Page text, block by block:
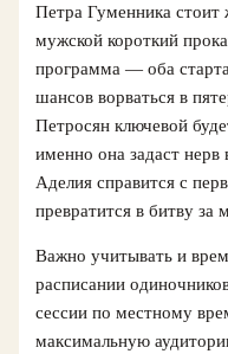
Петра Гуменника стоит
мужской короткий
программа — оба
шансов ворваться в
Петросян ключевой
именно она задаст
Аделия справится с
превратится в битву за
Важно учитывать и
расписании
сессии по местному
максимальную